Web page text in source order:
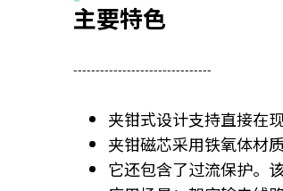
主要特色
-------------------------------
夹钳式设计支持直接在
夹钳磁芯采用铁氧体材
它还包含了过流保护。